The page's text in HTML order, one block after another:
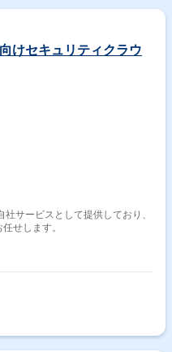
けセキュリティクラウ
サービスとして提供しており、
せします。